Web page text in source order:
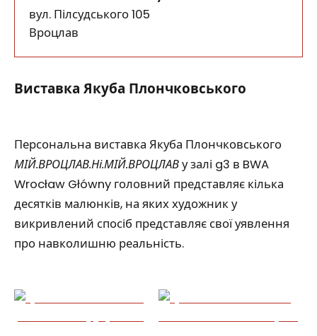
вул. Пілсудського 105
50-085
Вроцлав
Виставка Якуба Плончковського
Персональна виставка Якуба Плончковського
МІЙ.ВРОЦЛАВ.Ні.МІЙ.ВРОЦЛАВу залі g3 в BWA
Wrocław Główny головний представляє кілька
десятків малюнків, на яких художник у
викривлений спосіб представляє свої уявлення
про навколишню реальність.